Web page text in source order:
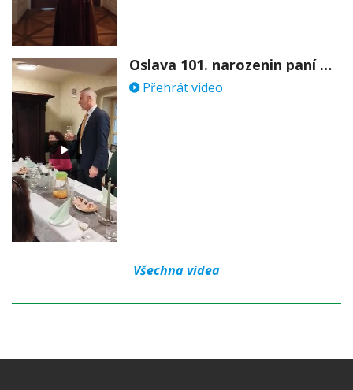
Oslava 101. narozenin paní Věry Skořepové
Přehrát video
Všechna videa